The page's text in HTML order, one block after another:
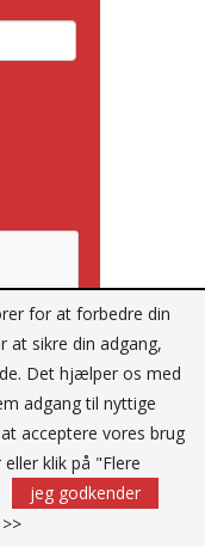
for at forbedre din
at sikre din adgang,
Det hjælper os med
adgang til nyttige
acceptere vores brug
klik på "Flere
jeg godkender